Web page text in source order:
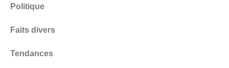
Politique
Faits divers
Tendances